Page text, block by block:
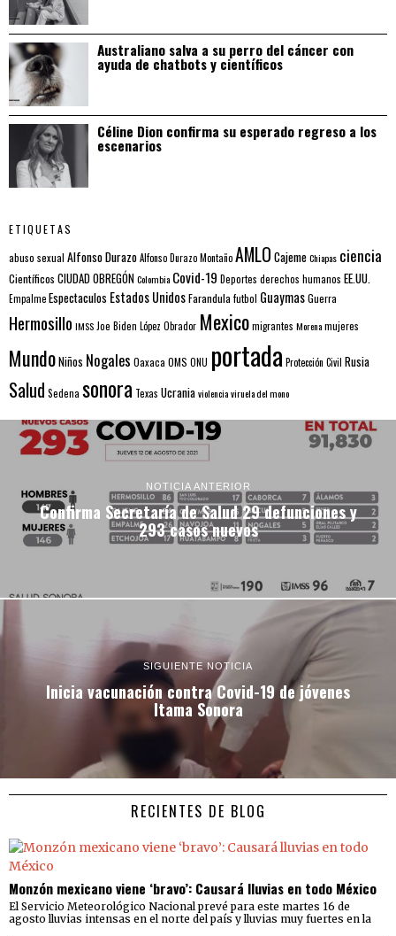
Australiano salva a su perro del cáncer con
ayuda de chatbots y científicos
Céline Dion confirma su esperado regreso a los
escenarios
ETIQUETAS
abuso sexual Alfonso DurazoAlfonso Durazo MontañoAMLO CajemeChiapas ciencia
Científicos CIUDAD OBREGÓNColombia Covid-19 Deportes derechos humanos EE.UU.
EmpalmeEspectaculos Estados UnidosFarandula futbol GuaymasGuerra
Hermosillo IMSS Joe Biden López Obrador Mexicomigrantes Morenamujeres
MundoNiños Nogales Oaxaca OMS ONU portada Protección Civil Rusia
Salud Sedena sonora Texas Ucraniaviolenciaviruela del mono
NOTICIA ANTERIOR
Confirma Secretaría de Salud 29 defunciones y
293 casos nuevos
SIGUIENTE NOTICIA
Inicia vacunación contra Covid-19 de jóvenes
Itama Sonora
RECIENTES DE BLOG
Monzón mexicano viene ‘bravo’: Causará lluvias en todo México
El Servicio Meteorológico Nacional prevé para este martes 16 de
agosto lluvias intensas en el norte del país y lluvias muy fuertes en la